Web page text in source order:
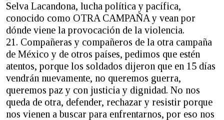
Selva Lacandona, lucha política y pacífica,
conocido como OTRA CAMPAÑA y vean por
dónde viene la provocación de la violencia.
21. Compañeras y compañeros de la otra campaña
de México y de otros países, pedimos que estén
atentos, porque los soldados dijeron que en 15 días
vendrán nuevamente, no queremos guerra,
queremos paz y con justicia y dignidad. No nos
queda de otra, defender, rechazar y resistir porque
nos vienen a buscar para enfrentarnos, por eso nos